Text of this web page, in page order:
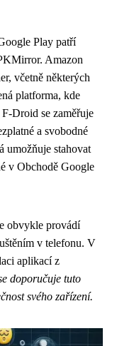
Play patří
Amazon
včetně některých
platforma, kde
Droid se zaměřuje
a svobodné
umožňuje stahovat
v Obchodě Google
obvykle provádí
v telefonu. V
aplikací z
doporučuje tuto
svého zařízení.